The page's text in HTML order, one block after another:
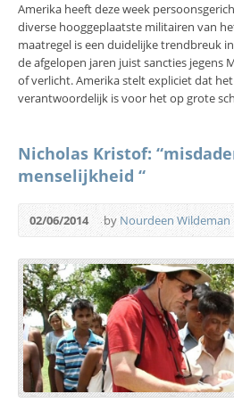
Amerika heeft deze week
diverse hooggeplaatste militairen van
maatregel is een duidelijke trendbreuk
de afgelopen jaren juist sancties jegens
of verlicht. Amerika stelt expliciet dat
verantwoordelijk is voor het op grote
Nicholas Kristof:
menselijkheid “
02/06/2014 by Nourdeen Wildeman